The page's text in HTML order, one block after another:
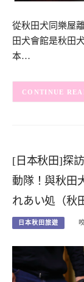
從秋田犬同樂屋
田犬會館是秋田
本…
CONTINUE
[日本秋田]探
動隊！與秋田
れあい処（秋
日本秋田旅遊